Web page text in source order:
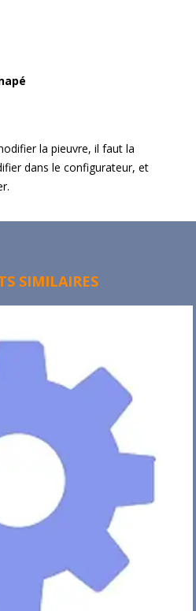
la pieuvre, il faut la
dans le configurateur, et
SIMILAIRES